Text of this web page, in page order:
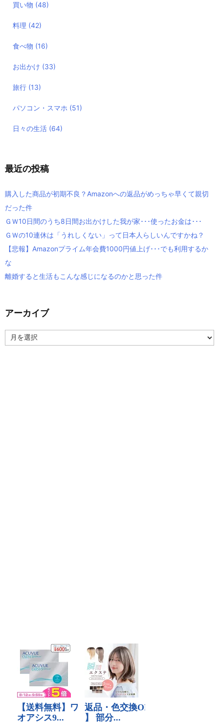
買い物 (48)
料理 (42)
食べ物 (16)
お出かけ (33)
旅行 (13)
パソコン・スマホ (51)
日々の生活 (64)
最近の投稿
購入した商品が初期不良？Amazonへの返品がめっちゃ早くて親切
だった件
ＧＷ10日間のうち8日間お出かけした我が家･･･使ったお金は･･･
ＧＷの10連休は「うれしくない」って日本人らしいんですかね？
【悲報】Amazonプライム年会費1000円値上げ･･･でも利用するか
な
離婚すると生活もこんな感じになるのかと思った件
アーカイブ
ー